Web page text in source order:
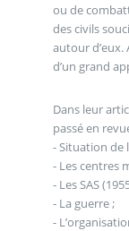
ou de
des civils
autour d’eux.
d’un grand
Dans leur
passé en
- Situation de
- Les centres
- Les SAS
- La guerre ;
-